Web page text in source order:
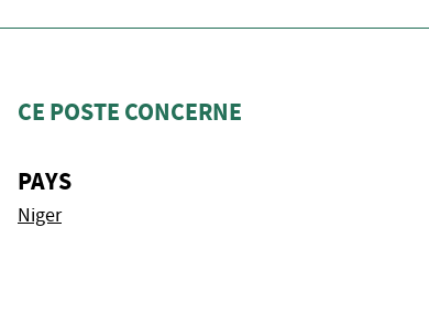
CE POSTE CONCERNE
PAYS
Niger